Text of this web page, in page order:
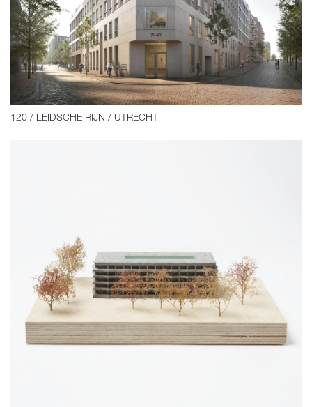
120 / LEIDSCHE RIJN / UTRECHT